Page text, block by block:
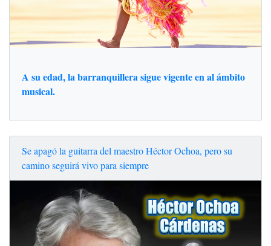
A su edad, la barranquillera sigue vigente en al ámbito
musical.
Se apagó la guitarra del maestro Héctor Ochoa, pero su
camino seguirá vivo para siempre